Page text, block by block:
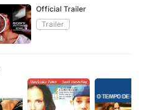
Official Trailer
Trailer